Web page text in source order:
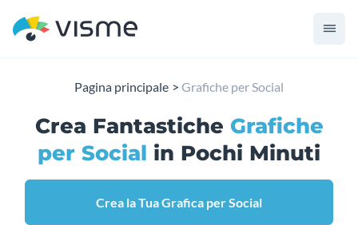
Pagina principale Grafiche per Social
Crea Fantastiche Grafiche
per Social in Pochi Minuti
Crea la Tua Grafica per Social